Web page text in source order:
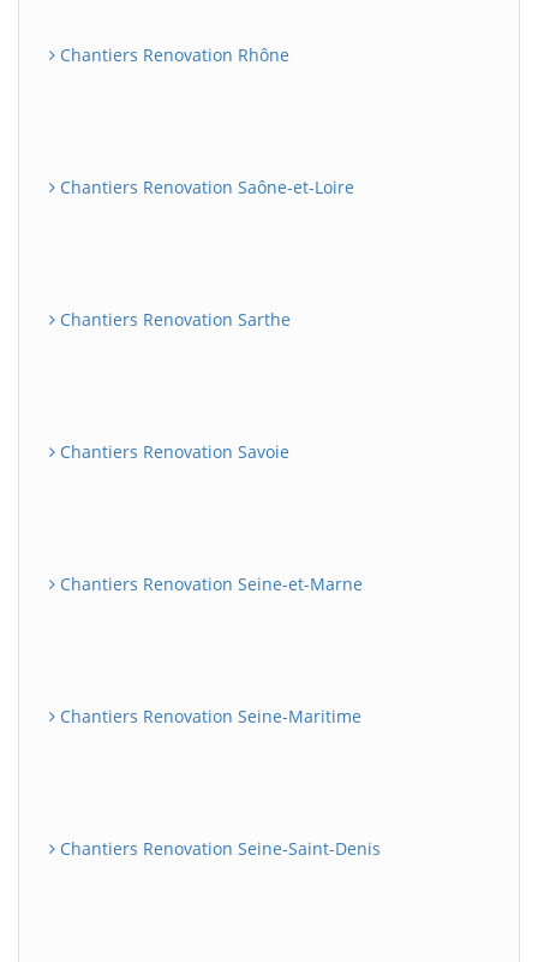
Chantiers Renovation Rhône
Chantiers Renovation Saône-et-Loire
Chantiers Renovation Sarthe
Chantiers Renovation Savoie
Chantiers Renovation Seine-et-Marne
Chantiers Renovation Seine-Maritime
Chantiers Renovation Seine-Saint-Denis